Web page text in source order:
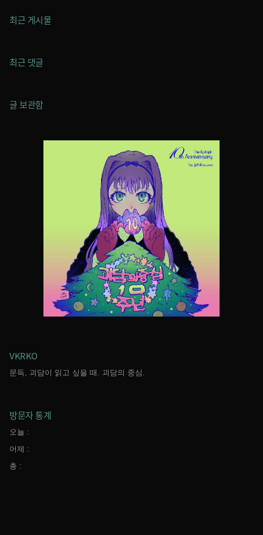
최근 게시물
최근 댓글
글 보관함
VKRKO
문득, 괴담이 읽고 싶을 때. 괴담의 중심.
방문자 통계
오늘 :
어제 :
총 :